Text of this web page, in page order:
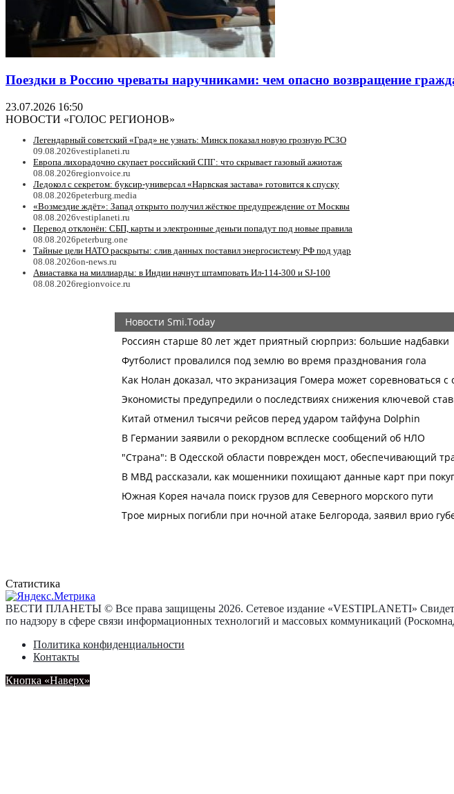
Поездки в Россию чреваты наручниками: чем опасно возвращение
23.07.2026 16:50
НОВОСТИ «ГОЛОС РЕГИОНОВ»
Легендарный советский «Град» не узнать: Минск показал новую грозную РСЗО
09.08.2026vestiplaneti.ru
Европа лихорадочно скупает российский СПГ: что скрывает газовый ажиотаж
08.08.2026regionvoice.ru
Ледокол с секретом: буксир-универсал «Нарвская застава» готовится к спуску
08.08.2026peterburg.media
«Возмездие ждёт»: Запад открыто получил жёсткое предупреждение от Москвы
08.08.2026vestiplaneti.ru
Перевод отклонён: СБП, карты и электронные деньги попадут под новые правила
08.08.2026peterburg.one
Тайные цели НАТО раскрыты: слив данных поставил энергосистему РФ под удар
08.08.2026on-news.ru
Авиаставка на миллиарды: в Индии начнут штамповать Ил‑114‑300 и SJ‑100
08.08.2026regionvoice.ru
Статистика
ВЕСТИ ПЛАНЕТЫ © Все права защищены 2026. Сетевое издание «VESTIPLANETI»
по надзору в сфере связи информационных технологий и массовых коммуникаций
Политика конфиденциальности
Контакты
Кнопка «Наверх»